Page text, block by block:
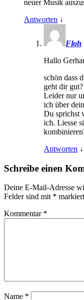
neuer Musik
Antworten ↓
Floh
Hallo
schön dass
geht dir gut?
Leider nur
ich über
Du sprichst
ich. Liesse
Antworten ↓
Schreibe einen
Deine E-Mail-Adresse
Felder sind mit * markiert
Kommentar *
Name *